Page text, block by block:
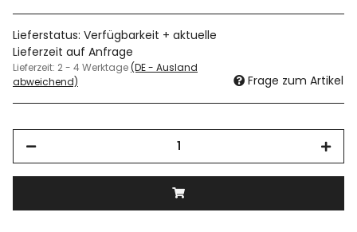
Lieferstatus: Verfügbarkeit + aktuelle
Lieferzeit auf Anfrage
Lieferzeit: 2 - 4 Werktage(DE - Ausland
abweichend)
Frage zum Artikel